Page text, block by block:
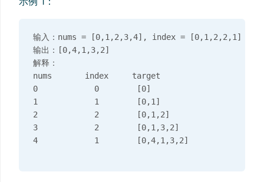
输入：nums = [0,1,2,3,4], index = [0,1,2,2,1]
输出：[0,4,1,3,2]
解释：
nums       index     target
0            0        [0]
1            1        [0,1]
2            2        [0,1,2]
3            2        [0,1,3,2]